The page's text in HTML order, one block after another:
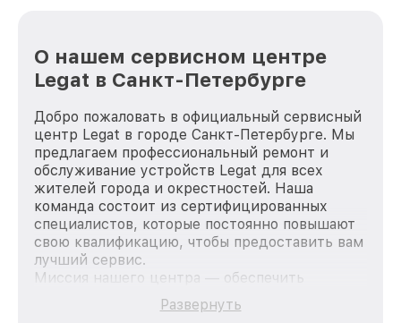
О нашем сервисном центре
Legat в Санкт-Петербурге
Добро пожаловать в официальный сервисный
центр Legat в городе Санкт-Петербурге. Мы
предлагаем профессиональный ремонт и
обслуживание устройств Legat для всех
жителей города и окрестностей. Наша
команда состоит из сертифицированных
специалистов, которые постоянно повышают
свою квалификацию, чтобы предоставить вам
лучший сервис.
Миссия нашего центра — обеспечить
качественный и доступный ремонт для
каждого пользователя продукции Legat, вне
Развернуть